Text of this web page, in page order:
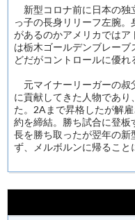
新型コロナ前に日本の独
っ子の長身リリーフ左腕
があるのかアメリカでは
は栃木ゴールデンブレー
どだがコントロールに優れ
元マイナーリーガーの叔
に貢献してきた人物であ
た。2Aまで昇格したが解
約を締結。勝ち試合に登
長を勝ち取ったが翌年の新
ず、メルボルンに帰ること